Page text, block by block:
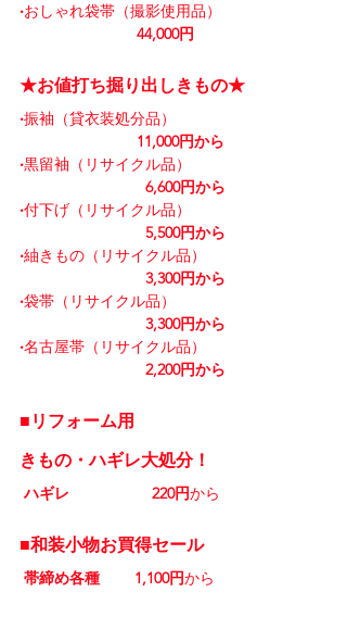
‧おしゃれ袋帯（撮影使用品）
44,000円
★お値打ち掘り出しきもの★
‧振袖（貸衣装処分品）
11,000円から
‧黒留袖（リサイクル品）
6,600円から
‧付下げ（リサイクル品）
5,500円から
‧紬きもの（リサイクル品）
3,300円から
‧袋帯（リサイクル品）
3,300円から
‧名古屋帯（リサイクル品）
2,200円から
■リフォーム用
きもの・ハギレ大処分！
ハギレ                   220円から
■和装小物お買得セール
帯締め各種        1,100円から